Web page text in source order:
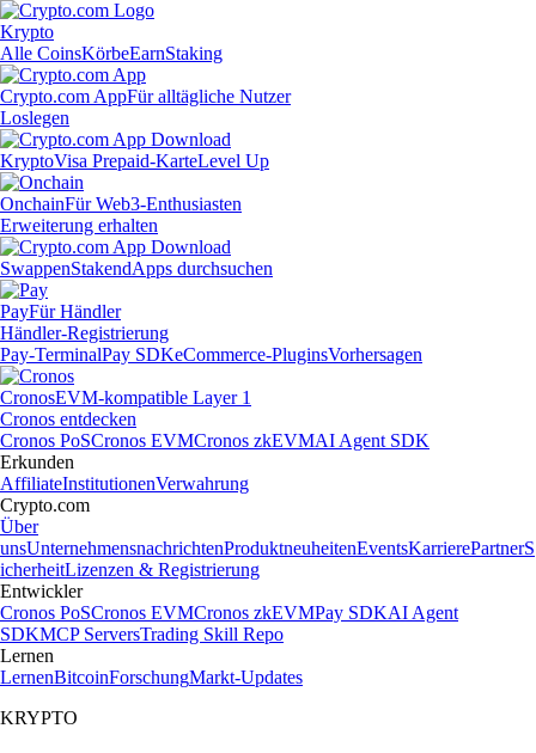
Krypto
Alle CoinsKörbeEarnStaking
Crypto.com AppFür alltägliche Nutzer
Loslegen
KryptoVisa Prepaid-KarteLevel Up
OnchainFür Web3-Enthusiasten
Erweiterung erhalten
SwappenStakendApps durchsuchen
PayFür Händler
Händler-Registrierung
Pay-TerminalPay SDKeCommerce-PluginsVorhersagen
CronosEVM-kompatible Layer 1
Cronos entdecken
Cronos PoSCronos EVMCronos zkEVMAI Agent SDK
Erkunden
AffiliateInstitutionenVerwahrung
Crypto.com
Über
unsUnternehmensnachrichtenProduktneuheitenEventsKarrierePartnerS
icherheitLizenzen & Registrierung
Entwickler
Cronos PoSCronos EVMCronos zkEVMPay SDKAI Agent
SDKMCP ServersTrading Skill Repo
Lernen
LernenBitcoinForschungMarkt-Updates
KRYPTO